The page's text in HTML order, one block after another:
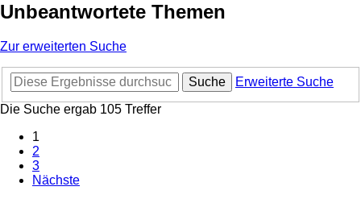
Unbeantwortete Themen
Zur erweiterten Suche
Suche
Erweiterte Suche
Die Suche ergab 105 Treffer
1
2
3
Nächste